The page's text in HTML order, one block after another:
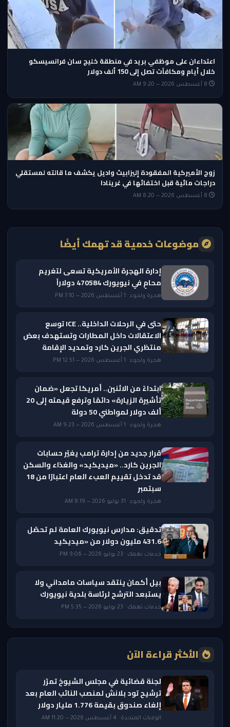
اعتداءان على موظفي بريد في منطقة خليج سان فرانسيسكو
خلال أيام ومكافآت تصل إلى 150 ألف دولار
زوج الأميركية المفقودة إليزابيث واديل يكشف ما قالته لمستقلي
دراجات مائية قبل اختفائها في غرينادا
موضوعات خدمية قد تهمك أيضًا
إدارة الهجرة الأمريكية تسعى لتغريم
محامٍ في نيويورك 470584 دولاراً
هجرة ولجوء · 1 أغسطس 2026 — 7:10 PM
حتى في الرحلات الداخلية.. ICE توسع
الاعتقالات داخل المطارات وتستهدف بعض
منتظري الجرين كارد وتمديد الإقامة
هجرة ولجوء · 1 أغسطس 2026 — 12:51 PM
ابتداءً من الاثنين.. أمريكا تجعل «ضمان
تأشيرة الزيارة» دائمًا وترفع قيمته إلى 20
ألف دولار لمواطني 50 دولة
هجرة ولجوء · 1 أغسطس 2026 — 9:23 AM
قرار جديد من إدارة ترامب يغيّر حسابات
الجرين كارد.. «ميديكيد» والغذاء والسكن
قد تدخل تقييم العبء العام اعتبارًا من 18
سبتمبر
هجرة ولجوء · 31 يوليو 2026 — 8:19 AM
تدقيق: مدارس نيويورك العامة لم تحصّل
431.6 مليون دولار من «ميديكيد
خدمات تهمك · 23 يوليو 2026 — 9:06 PM
بيل أكمان ينتقد سياسات مامداني ولا
يستبعد الترشح لرئاسة بلدية نيويورك
خدمات تهمك · 23 يوليو 2026 — 5:35 PM
الأكثر قراءة الآن
لجنة قضائية في مجلس الشيوخ تمرّر
ترشيح تود بلانش لمنصب النائب العام بعد
إلغاء صندوق بقيمة 1.776 مليار دولار
الولايات المتحدة · 4 أغسطس 2026 — 11:20 AM